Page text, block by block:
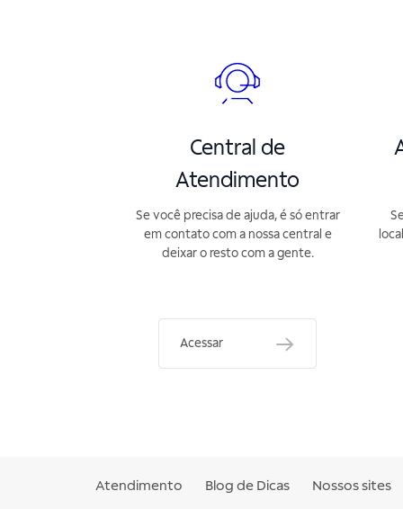
Central de
Atendimento
Se você precisa de ajuda, é só entrar
em contato com a nossa central e
deixar o resto com a gente.
Acessar
Atendimento Blog de Dicas Nossos sites